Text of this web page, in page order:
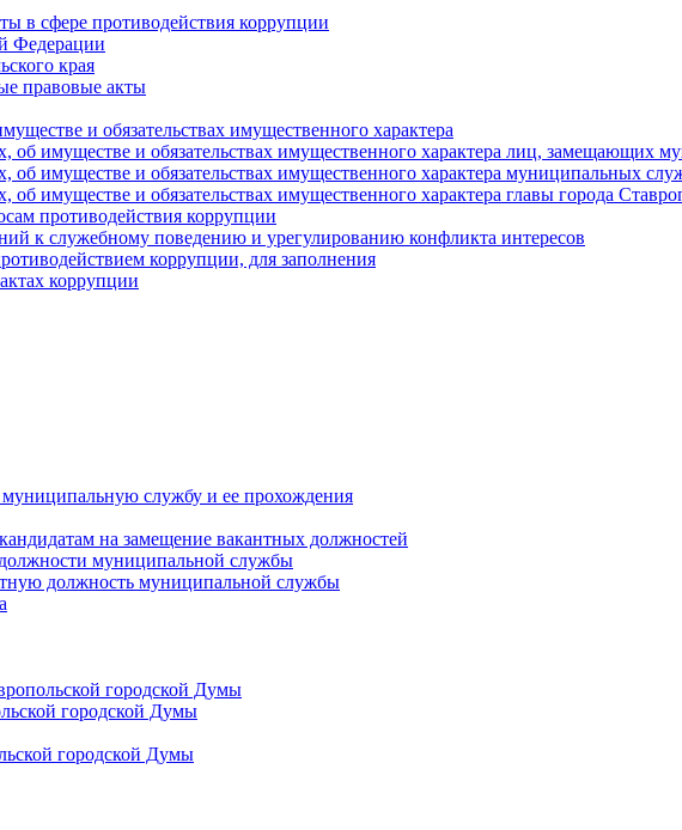
в сфере противодействия коррупции
Федерации
края
правовые акты
и обязательствах имущественного характера
об имуществе и обязательствах имущественного характера лиц,
об имуществе и обязательствах имущественного характера муниципальных
об имуществе и обязательствах имущественного характера главы города
противодействия коррупции
к служебному поведению и урегулированию конфликта интересов
коррупции, для заполнения
коррупции
службу и ее прохождения
на замещение вакантных должностей
муниципальной службы
должность муниципальной службы
городской Думы
городской Думы
городской Думы